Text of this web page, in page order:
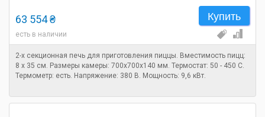
Купить
63 554 ₴
есть в наличии
2-х секционная печь для приготовления пиццы. Вместимость пицц:
8 х 35 см. Размеры камеры: 700х700х140 мм. Термостат: 50 - 450 С.
Термометр: есть. Напряжение: 380 В. Мощность: 9,6 кВт.